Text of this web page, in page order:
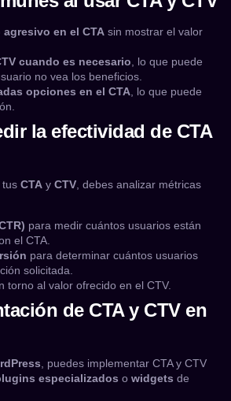
agresivo en el CTA sin mostrar el valor
cuando es necesario , lo que puede
no vea los beneficios.
opciones en el CTA , lo que puede
la efectividad de CTA
tus CTA y CTV , debes analizar métricas
para medir cuántos usuarios están
el CTA.
para determinar cuántos usuarios
solicitada.
torno al valor ofrecido en el CTV.
de CTA y CTV en
, puedes implementar CTA y CTV
especializados o widgets de